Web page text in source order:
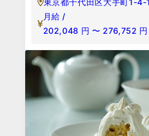
東京都千代田区大手町1-4-1
月給 /
202,048 円 〜 276,752 円